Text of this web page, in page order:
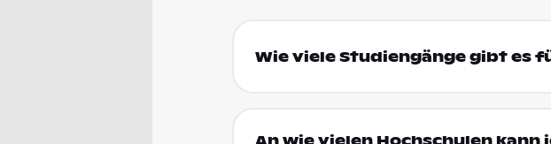
Wie viele Studiengänge gibt es